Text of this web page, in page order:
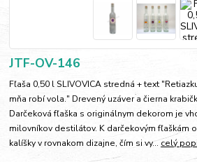
JTF-OV-146
Fľaša 0,50 l SLIVOVICA stredná + text
mňa robí vola." Drevený uzáver a čierna
Darčeková fľaška s originálnym dekorom je
milovníkov destilátov. K darčekovým fľaškám
kalíšky v rovnakom dizajne, čím si vy... celý